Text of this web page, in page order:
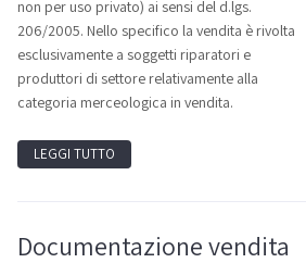
non per uso privato) ai sensi del d.lgs.
206/2005. Nello specifico la vendita è rivolta
esclusivamente a soggetti riparatori e
produttori di settore relativamente alla
categoria merceologica in vendita.
LEGGI TUTTO
Documentazione vendita